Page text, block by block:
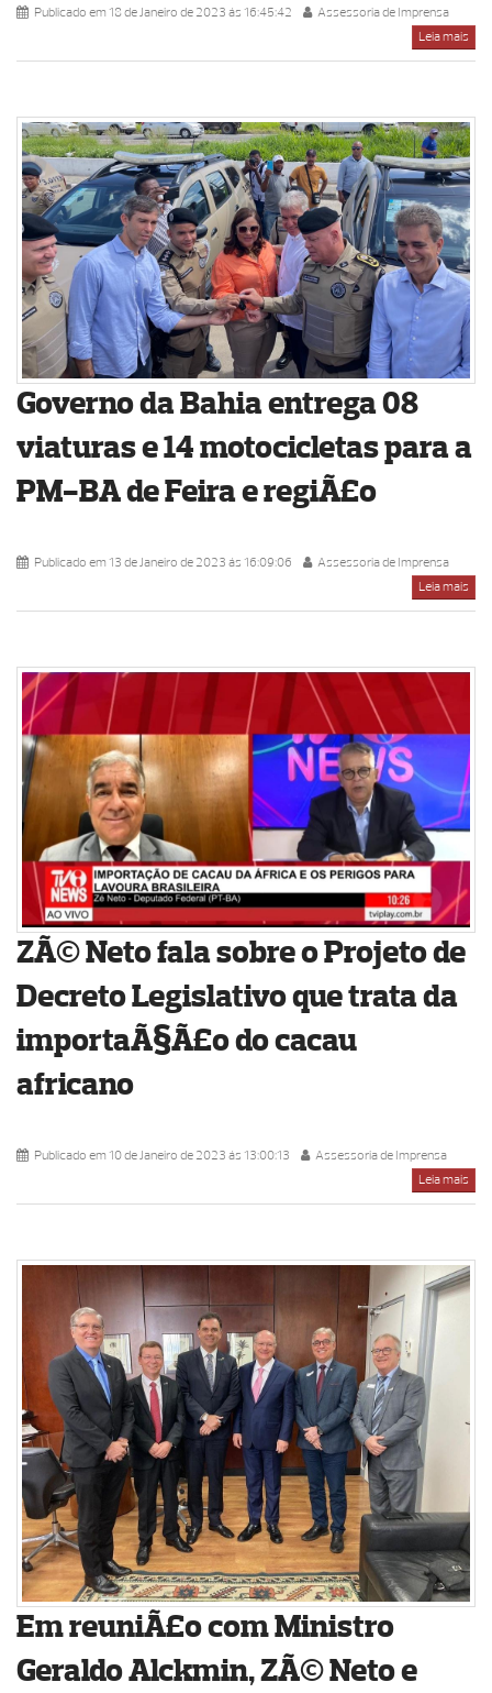
Publicado em 18 de Janeiro de 2023 ás 16:45:42
Assessoria de Imprensa
Leia mais
Governo da Bahia entrega 08
viaturas e 14 motocicletas para a
PM-BA de Feira e regiÃ£o
Publicado em 13 de Janeiro de 2023 ás 16:09:06
Assessoria de Imprensa
Leia mais
ZÃ© Neto fala sobre o Projeto de
Decreto Legislativo que trata da
importaÃ§Ã£o do cacau
africano
Publicado em 10 de Janeiro de 2023 ás 13:00:13
Assessoria de Imprensa
Leia mais
Em reuniÃ£o com Ministro
Geraldo Alckmin, ZÃ© Neto e